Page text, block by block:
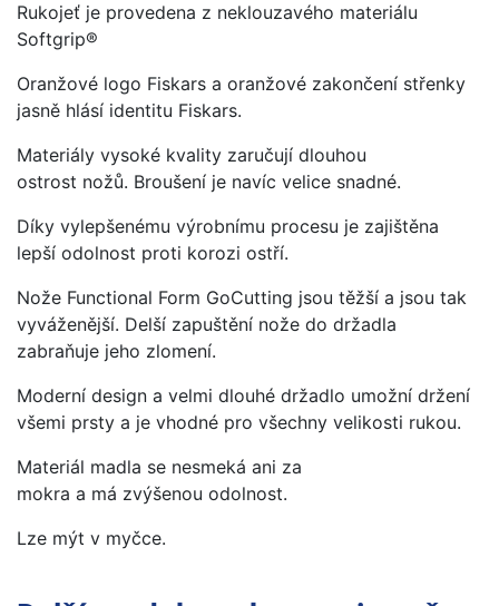
Rukojeť je provedena z neklouzavého materiálu
Softgrip®
Oranžové logo Fiskars a oranžové zakončení střenky
jasně hlásí identitu Fiskars.
Materiály vysoké kvality zaručují dlouhou
ostrost nožů. Broušení je navíc velice snadné.
Díky vylepšenému výrobnímu procesu je zajištěna
lepší odolnost proti korozi ostří.
Nože Functional Form GoCutting jsou těžší a jsou tak
vyváženější. Delší zapuštění nože do držadla
zabraňuje jeho zlomení.
Moderní design a velmi dlouhé držadlo umožní držení
všemi prsty a je vhodné pro všechny velikosti rukou.
Materiál madla se nesmeká ani za
mokra a má zvýšenou odolnost.
Lze mýt v myčce.